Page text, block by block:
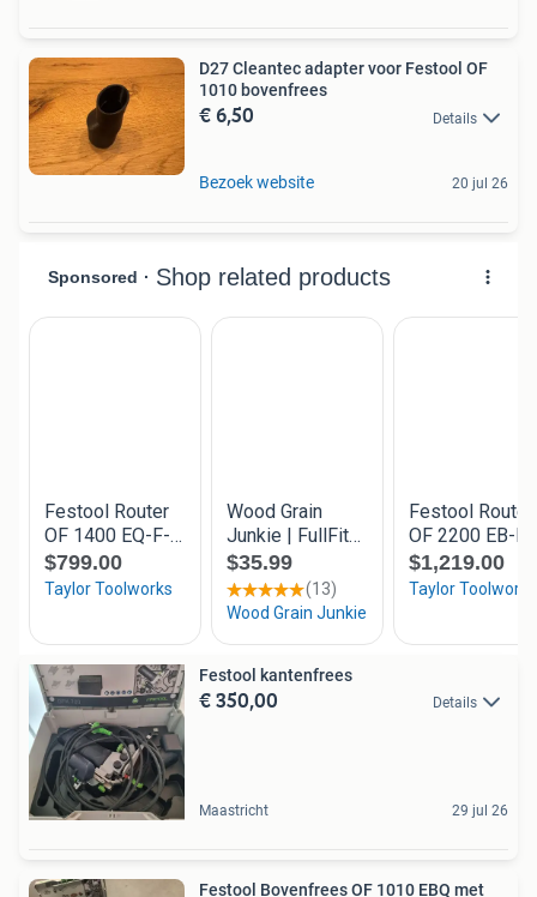
D27 Cleantec adapter voor Festool OF
1010 bovenfrees
€ 6,50 Details
Bezoek website 20 jul 26
Festool kantenfrees
€ 350,00 Details
Maastricht 29 jul 26
Festool Bovenfrees OF 1010 EBQ met